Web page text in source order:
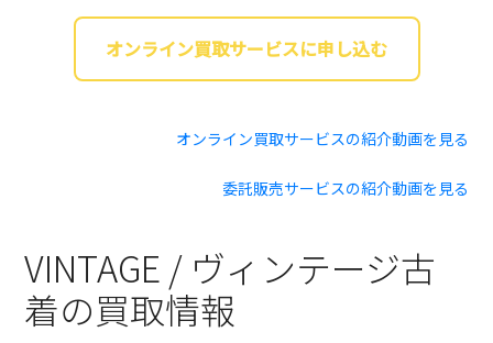
オンライン買取サービスに申し込む
オンライン買取サービスの紹介動画を見る
委託販売サービスの紹介動画を見る
VINTAGE / ヴィンテージ古
着の買取情報